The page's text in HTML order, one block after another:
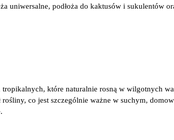
uniwersalne, podłoża do kaktusów i sukulentów
które naturalnie rosną w wilgotnych
co jest szczególnie ważne w suchym,